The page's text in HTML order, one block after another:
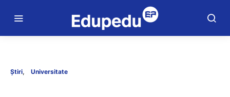
Știri Universitate